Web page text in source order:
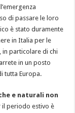
di passare le loro
è stato duramente
in Italia per le
in particolare di chi
in un posto
tutta Europa.
e naturali non
il periodo estivo è